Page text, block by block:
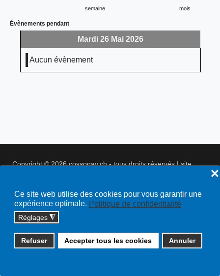
Ce site web utilise des cookies pour vous garantir une
expérience optimale. Politique de confidentialité
Réglages ◮
Refuser Accepter tous les cookies Annuler
❌
semaine mois
Évènements pendant
Mardi 26 Mai 2026
Aucun évènement
Copyright © 2026 cossonay.ch - tous droits réservés | site :
Plan du site